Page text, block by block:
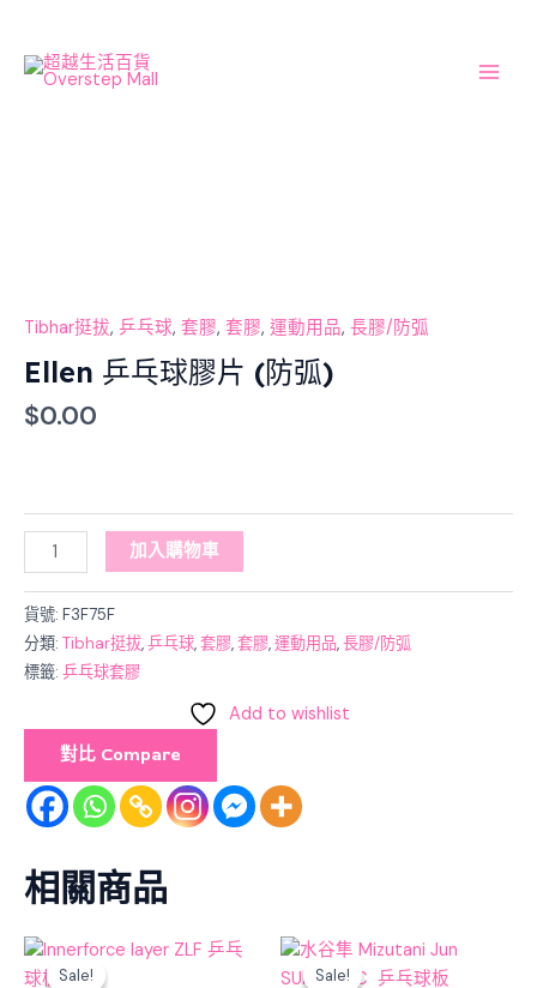
content
Tibhar挺拔, 乒乓球, 套膠, 套膠, 運動用品, 長膠/防弧
Ellen 乒乓球膠片 (防弧)
$0.00
片
(防
弧)
數
加入購物車
貨號: F3F75F
分類: Tibhar挺拔,乒乓球,套膠,套膠,運動用品,長膠/防弧
標籤: 乒乓球套膠
Add to wishlist
對比 Compare
相關商品
Sale!
Sale!
Original
price
Current
Sale!
Sale!
Original
price
Current